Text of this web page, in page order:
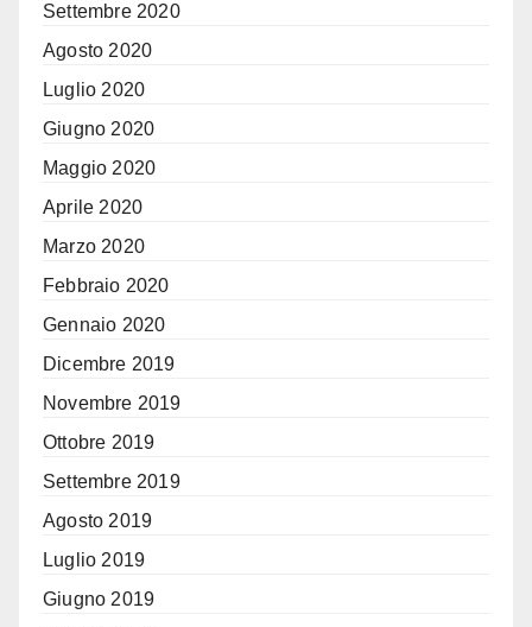
Settembre 2020
Agosto 2020
Luglio 2020
Giugno 2020
Maggio 2020
Aprile 2020
Marzo 2020
Febbraio 2020
Gennaio 2020
Dicembre 2019
Novembre 2019
Ottobre 2019
Settembre 2019
Agosto 2019
Luglio 2019
Giugno 2019